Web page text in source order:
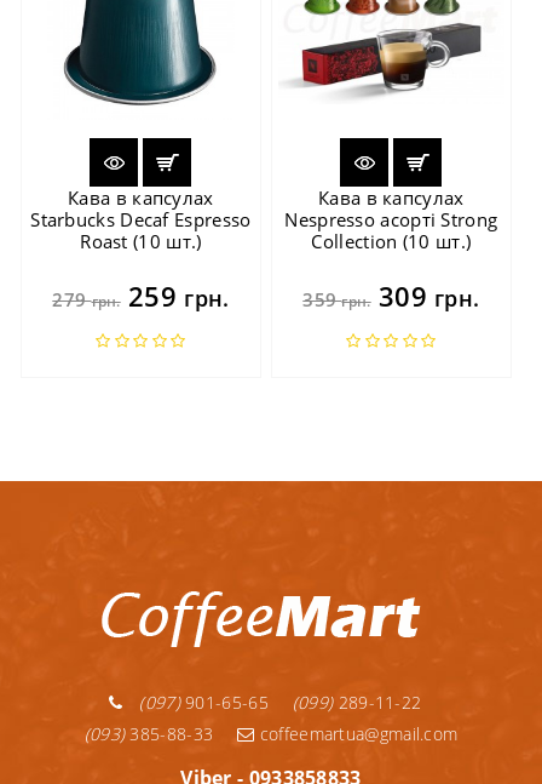
Кава в капсулах
Starbucks Decaf Espresso
Roast (10 шт.)
279грн.259 грн.
Кава в капсулах
Nespresso асорті Strong
Collection (10 шт.)
359грн.309 грн.
(097)901-65-65 (099)289-11-22
(093)385-88-33 coffeemartua@gmail.com
Viber - 0933858833